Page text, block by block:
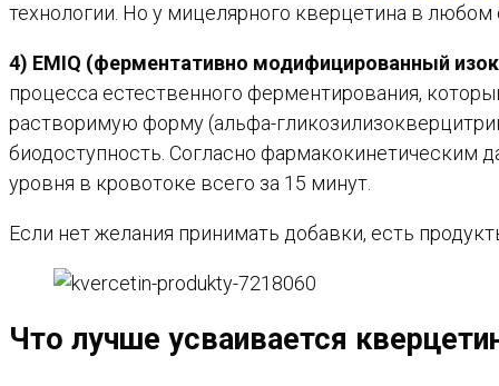
технологии. Но у мицелярного кверцетина в
4) EMIQ (ферментативно модифицированный
процесса естественного ферментирования,
растворимую форму (альфа-
биодоступность. Согласно фармакокинетическим
уровня в кровотоке всего за 15 минут.
Если нет желания принимать добавки, есть
Что лучше усваивается